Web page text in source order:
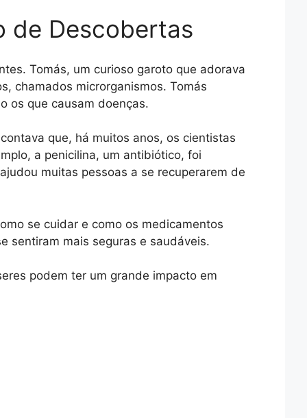
de Descobertas
Tomás, um curioso garoto que adorava
chamados microrganismos. Tomás
os que causam doenças.
que, há muitos anos, os cientistas
a penicilina, um antibiótico, foi
muitas pessoas a se recuperarem de
se cuidar e como os medicamentos
sentiram mais seguras e saudáveis.
podem ter um grande impacto em